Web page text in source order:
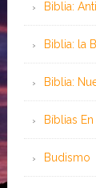
Biblia:
Biblia: la
Biblia:
Bíblias
Budismo